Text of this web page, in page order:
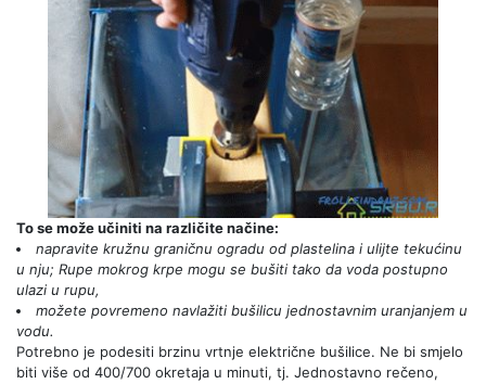
To se može učiniti na različite načine:
napravite kružnu graničnu ogradu od plastelina i ulijte tekućinu
u nju; Rupe mokrog krpe mogu se bušiti tako da voda postupno
ulazi u rupu,
možete povremeno navlažiti bušilicu jednostavnim uranjanjem u
vodu.
Potrebno je podesiti brzinu vrtnje električne bušilice. Ne bi smjelo
biti više od 400/700 okretaja u minuti, tj. Jednostavno rečeno,